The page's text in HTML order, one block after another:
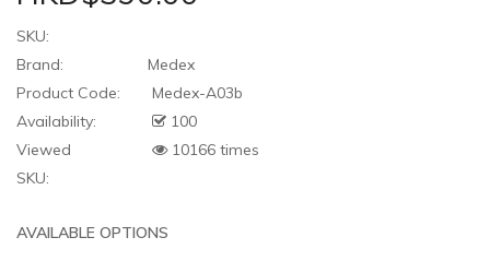
SKU:
Brand:
Medex
Product Code:
Medex-A03b
Availability:
100
Viewed
10166 times
SKU:
AVAILABLE OPTIONS